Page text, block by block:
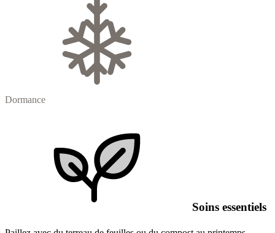
Dormance
Soins essentiels